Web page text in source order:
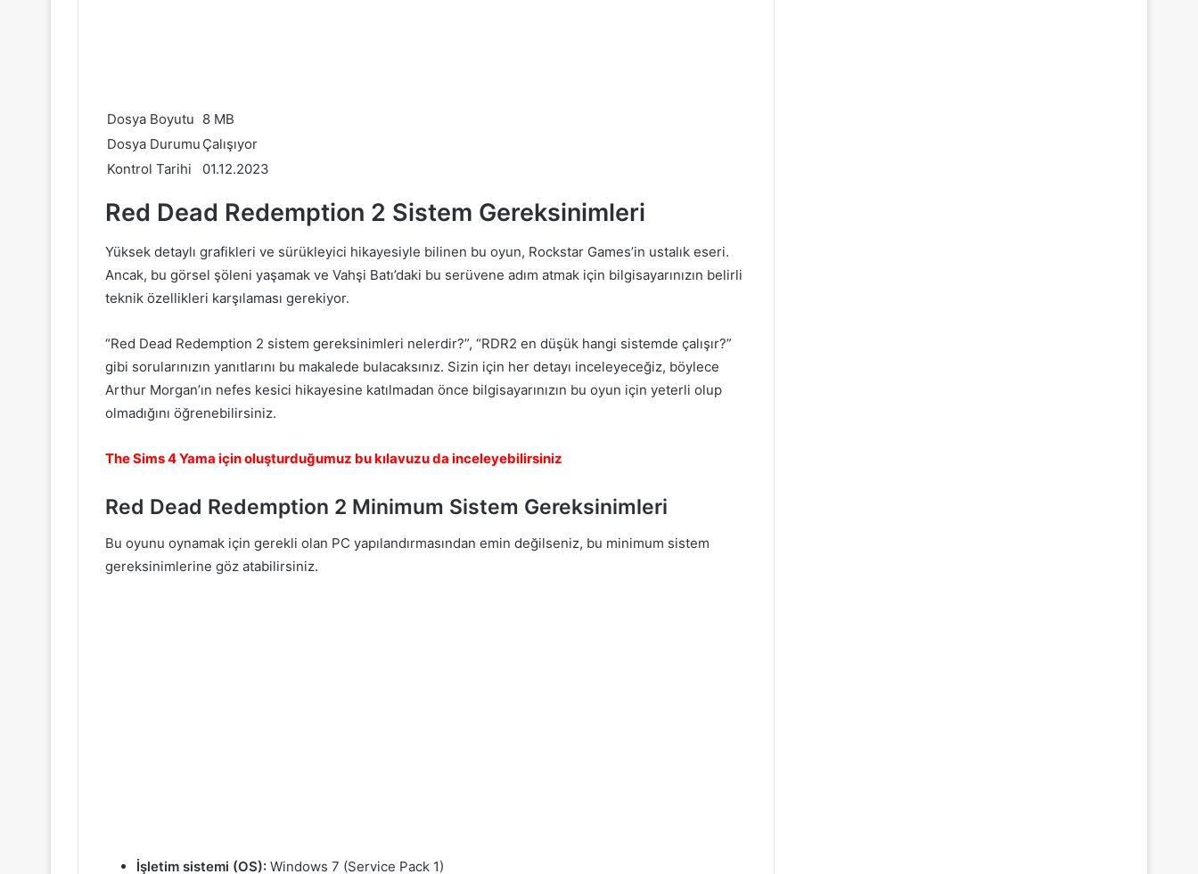
Dosya Boyutu 8 MB
Dosya Durumu Çalışıyor
Kontrol Tarihi
01.12.2023
Red Dead Redemption 2 Sistem Gereksinimleri
Yüksek detaylı grafikleri ve sürükleyici hikayesiyle bilinen bu oyun, Rockstar Games’in ustalık eseri.
Ancak, bu görsel şöleni yaşamak ve Vahşi Batı’daki bu serüvene adım atmak için bilgisayarınızın belirli
teknik özellikleri karşılaması gerekiyor.
“Red Dead Redemption 2 sistem gereksinimleri nelerdir?”, “RDR2 en düşük hangi sistemde çalışır?”
gibi sorularınızın yanıtlarını bu makalede bulacaksınız. Sizin için her detayı inceleyeceğiz, böylece
Arthur Morgan’ın nefes kesici hikayesine katılmadan önce bilgisayarınızın bu oyun için yeterli olup
olmadığını öğrenebilirsiniz.
The Sims 4 Yama için oluşturduğumuz bu kılavuzu da inceleyebilirsiniz
Red Dead Redemption 2 Minimum Sistem Gereksinimleri
Bu oyunu oynamak için gerekli olan PC yapılandırmasından emin değilseniz, bu minimum sistem
gereksinimlerine göz atabilirsiniz.
İşletim sistemi (OS): Windows 7 (Service Pack 1)